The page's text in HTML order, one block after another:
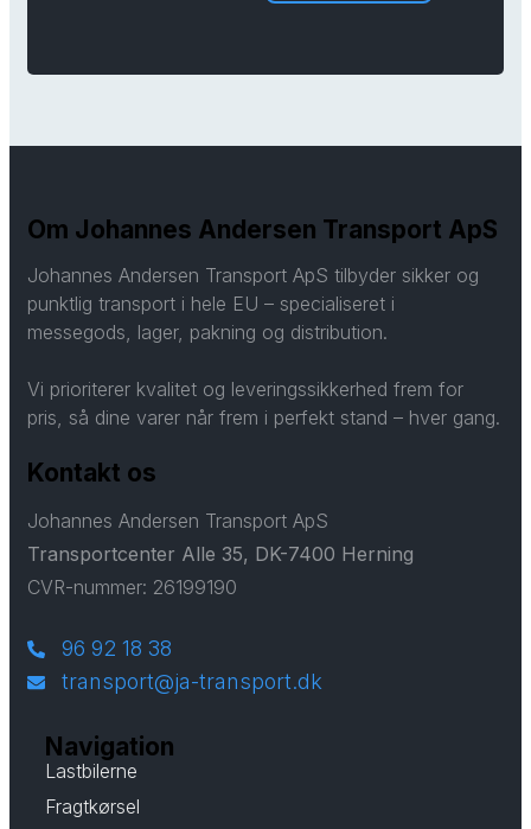
Om Johannes Andersen Transport ApS
Johannes Andersen Transport ApS tilbyder sikker og
punktlig transport i hele EU – specialiseret i
messegods, lager, pakning og distribution.
Vi prioriterer kvalitet og leveringssikkerhed frem for
pris, så dine varer når frem i perfekt stand – hver gang.
Kontakt os
Johannes Andersen Transport ApS
Transportcenter Alle 35, DK-7400 Herning
CVR-nummer: 26199190
96 92 18 38
transport@ja-transport.dk
Navigation
Lastbilerne
Fragtkørsel